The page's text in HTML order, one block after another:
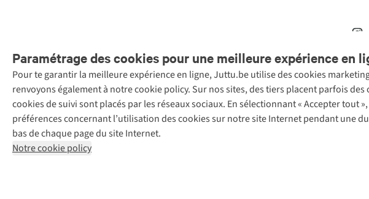
Paramétrage des cookies pour une meilleure expérience en
Pour te garantir la meilleure expérience en ligne, Juttu.be utilise des cookies
renvoyons également à notre cookie policy. Sur nos sites, des tiers placent parfois
cookies de suivi sont placés par les réseaux sociaux. En sélectionnant « Accepter
préférences concernant l’utilisation des cookies sur notre site Internet pendant une
bas de chaque page du site Internet.
Notre cookie policy
Mentions légales Politique
Retail Concepts
N.V.,
Smallandlaan
9, 2660